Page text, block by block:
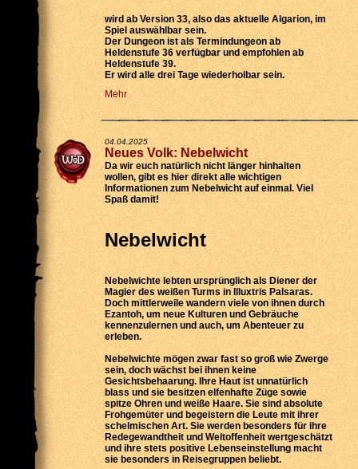
wirdab Version 33, also das aktuelle Algarion, im
Spiel auswählbar sein.
Der Dungeon ist alsTermindungeon ab
Heldenstufe 36 verfügbar und empfohlen ab
Heldenstufe 39.
Er wirdalle drei Tage wiederholbarsein.
Mehr
04.04.2025
Neues Volk: Nebelwicht
Da wir euch natürlich nicht länger hinhalten
wollen, gibt es hier direkt alle wichtigen
Informationen zum Nebelwicht auf einmal. Viel
Spaß damit!
Nebelwicht
Nebelwichte lebten ursprünglich als Diener der
Magier des weißen Turms in Illuxtris Palsaras.
Doch mittlerweile wandern viele von ihnen durch
Ezantoh, um neue Kulturen und Gebräuche
kennenzulernen und auch, um Abenteuer zu
erleben.
Nebelwichte mögen zwar fast so groß wie Zwerge
sein, doch wächst bei ihnen keine
Gesichtsbehaarung. Ihre Haut ist unnatürlich
blass und sie besitzen elfenhafte Züge sowie
spitze Ohren und weiße Haare. Sie sind absolute
Frohgemüter und begeistern die Leute mit ihrer
schelmischen Art. Sie werden besonders für ihre
Redegewandtheit und Weltoffenheit wertgeschätzt
und ihre stets positive Lebenseinstellung macht
sie besonders in Reisegruppen beliebt.